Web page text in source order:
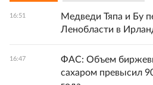
16:51
Медведи Тяпа и Бу
Ленобласти в
16:47
ФАС: Объем
сахаром превысил